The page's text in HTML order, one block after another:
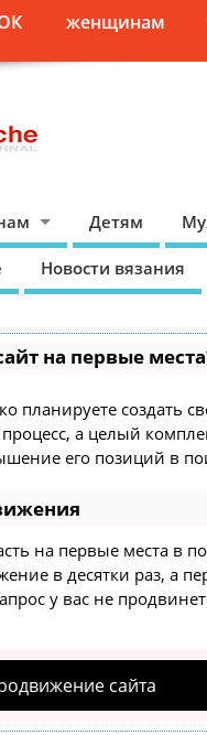
женщинам
Детям
Новости вязания
на первые
планируете создать
процесс, а целый
его позиций в
на первые места в
в десятки раз, а
у вас не
сайта